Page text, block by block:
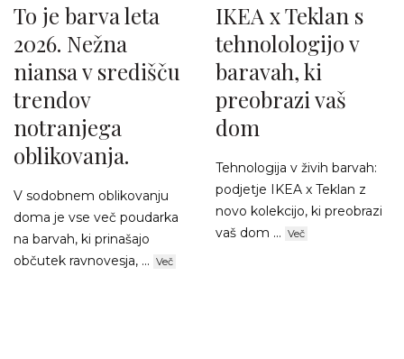
To je barva leta
2026. Nežna
niansa v središču
trendov
notranjega
oblikovanja.
V sodobnem oblikovanju
doma je vse več poudarka
na barvah, ki prinašajo
občutek ravnovesja, ... Več
IKEA x Teklan s
tehnolologijo v
baravah, ki
preobrazi vaš
dom
Tehnologija v živih barvah:
podjetje IKEA x Teklan z
novo kolekcijo, ki preobrazi
vaš dom ... Več